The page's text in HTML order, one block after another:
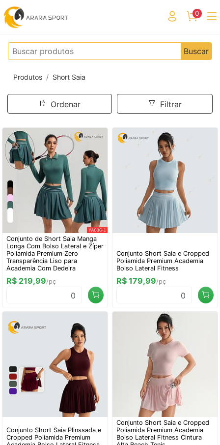
0
Buscar
Produtos Short Saia
Ordenar Filtrar
Conjunto de Short Saia Manga
Longa Com Bolso Lateral e Zíper
Poliamida Premium Zero
Transparência Liso para
Academia Com Dedeira
R$ 219,99/pç
0
Conjunto Short Saia e Cropped
Poliamida Premium Academia
Bolso Lateral Fitness
R$ 179,99/pç
0
Conjunto Short Saia Plinssada e
Cropped Poliamida Premium
Conjunto Short Saia e Cropped
Poliamida Premium Academia
Bolso Lateral Fitness Cintura